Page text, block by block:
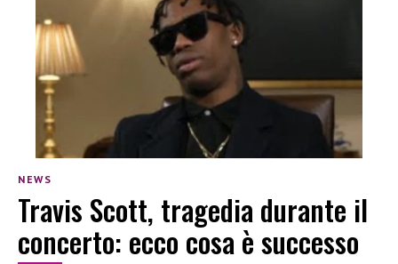
NEWS
Travis Scott, tragedia durante il
concerto: ecco cosa è successo